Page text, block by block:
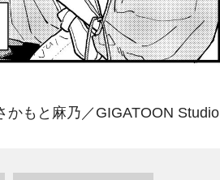
かもと麻乃／GIGATOON Studio